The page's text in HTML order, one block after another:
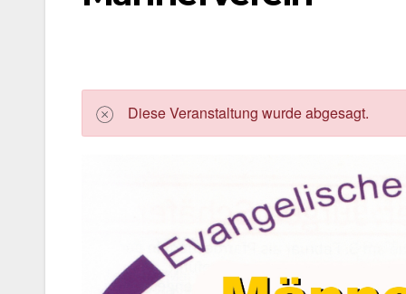
Die­se Ver­an­stal­tung wur­de abge­sagt.